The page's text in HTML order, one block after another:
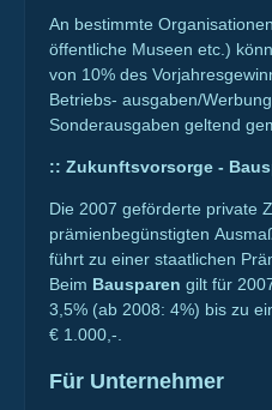
An bestimmte
öffentliche Museen etc.)
von 10% des
Betriebs- ausgaben/
Sonderausgaben geltend
:: Zukunftsvorsorge -
Die 2007 geförderte private
prämienbegünstigten
führt zu einer staatlichen
Beim Bausparen gilt für
3,5% (ab 2008: 4%) bis zu
€ 1.000,-.
Für Unternehmer